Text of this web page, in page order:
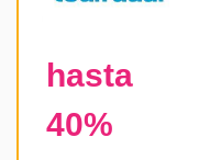
hasta
40%